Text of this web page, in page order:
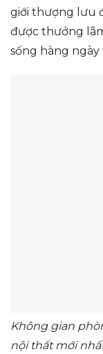
giới thượng lưu
được thưởng
sống hàng
Không gian
nội thất mới